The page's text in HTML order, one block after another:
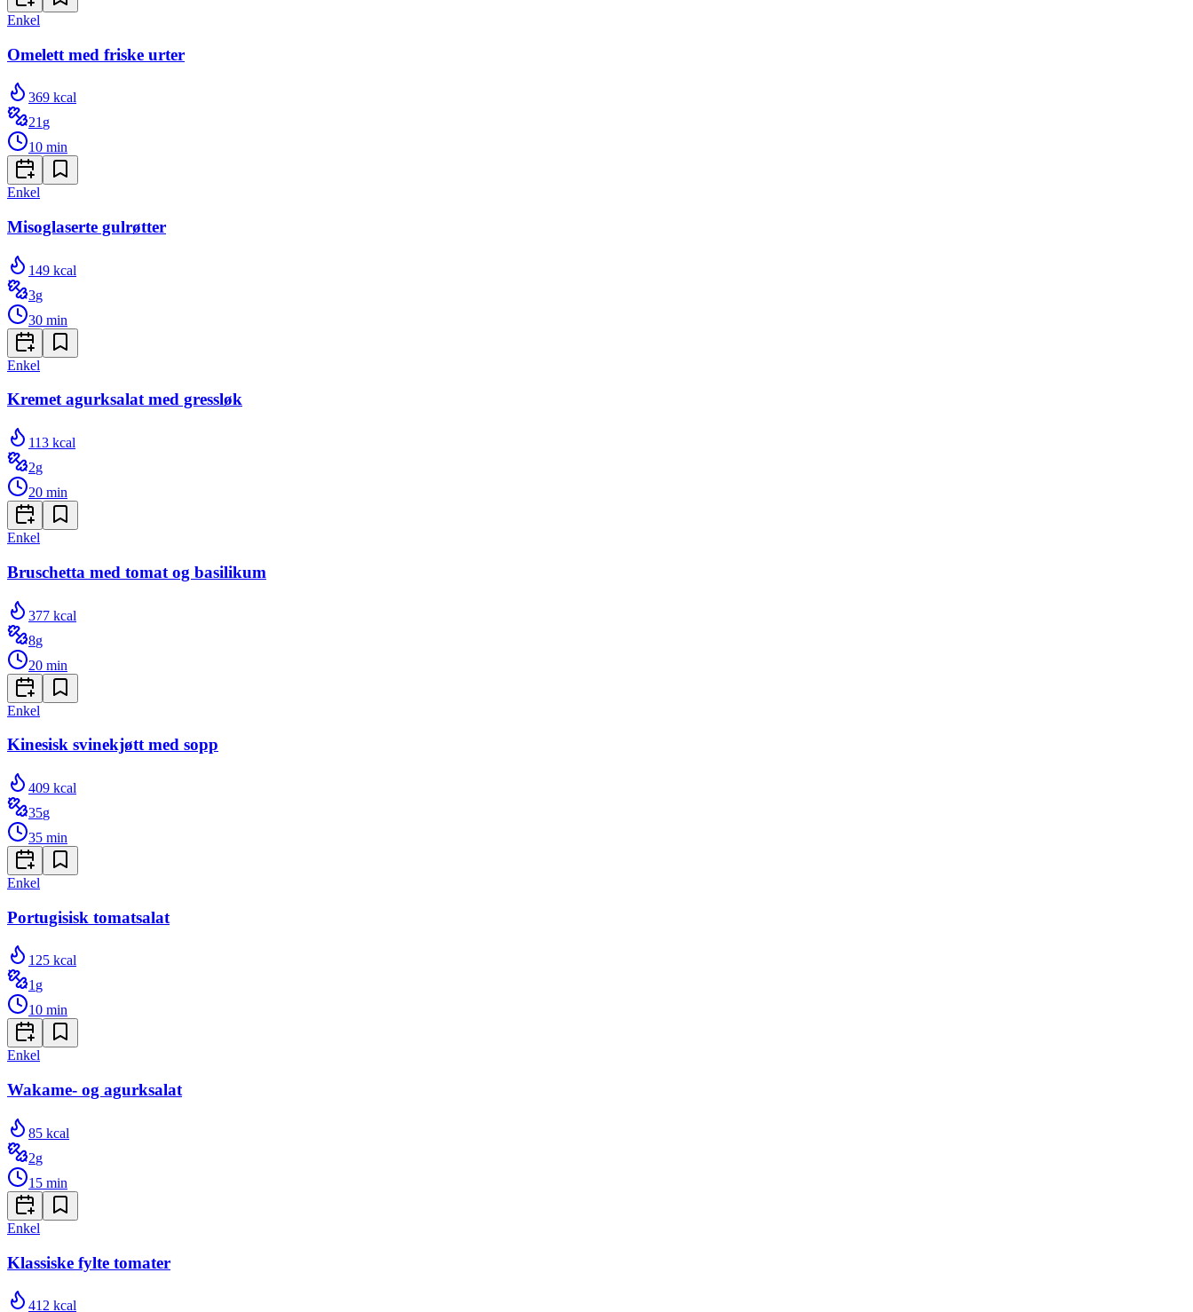
Enkel
Omelett med friske urter
369 kcal
21 g
10 min
Enkel
Misoglaserte gulrøtter
149 kcal
3g
30 min
Enkel
Kremet agurksalat med gressløk
113 kcal
2g
20 min
Enkel
Bruschetta med tomat og basilikum
377 kcal
8g
20 min
Enkel
Kinesisk svinekjøtt med sopp
409 kcal
35g
35 min
Enkel
Portugisisk tomatsalat
125 kcal
1g
10 min
Enkel
Wakame- og agurksalat
85 kcal
2g
15 min
Enkel
Klassiske fylte tomater
412 kcal